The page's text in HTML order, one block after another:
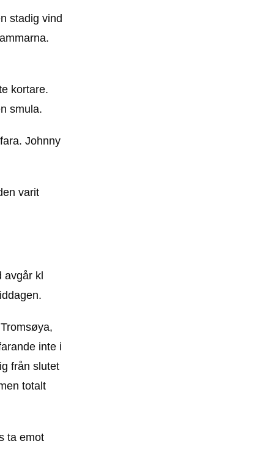
stadig vind
kortare.
smula.
Johnny
varit
avgår kl
inte i
från slutet
totalt
ta emot